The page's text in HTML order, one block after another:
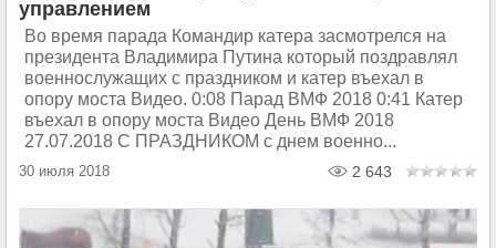
управлением
Во время парада Командир катера засмотрелся на
президента Владимира Путина который поздравлял
военнослужащих с праздником и катер въехал в
опору моста Видео. 0:08 Парад ВМФ 2018 0:41 Катер
въехал в опору моста Видео День ВМФ 2018
27.07.2018 С ПРАЗДНИКОМ с днем военно...
30 июля 2018 2 643